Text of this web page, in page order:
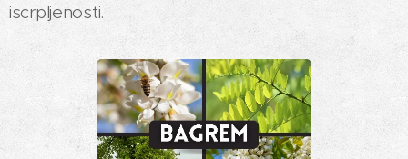
iscrpljenosti.